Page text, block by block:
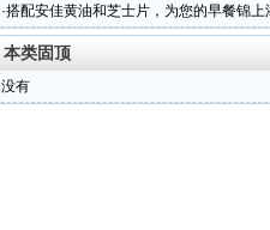
·搭配安佳黄油和芝士片，为您的早餐锦上
花！！
本类固顶
没有